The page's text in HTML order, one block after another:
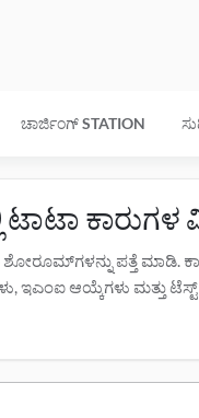
ಚಾರ್ಜಿಂಗ್‌ STATION
ಟಾಟಾ
ಶೋರೂಮ್‌ಗಳನ್ನು ಪತ್ತೆ ಮಾಡಿ.
ಇಎಂಐ ಆಯ್ಕೆಗಳು ಮತ್ತು ಟೆಸ್ಟ್